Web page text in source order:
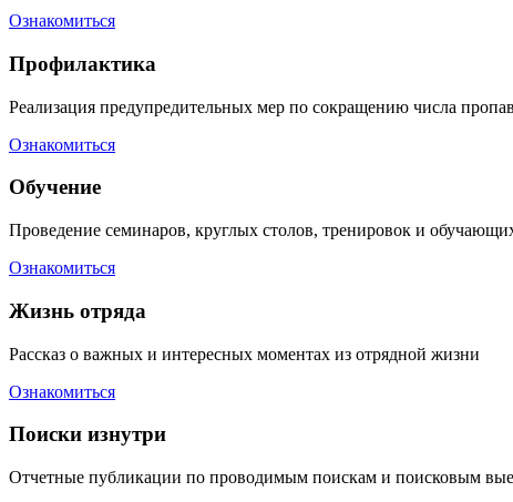
Ознакомиться
Профилактика
Реализация предупредительных мер по сокращению числа
Ознакомиться
Обучение
Проведение семинаров, круглых столов, тренировок и
Ознакомиться
Жизнь отряда
Рассказ о важных и интересных моментах из отрядной жизни
Ознакомиться
Поиски изнутри
Отчетные публикации по проводимым поискам и поисковым